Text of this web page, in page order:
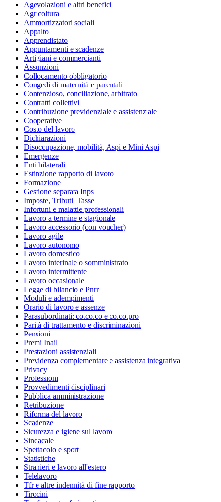
Agevolazioni e altri benefici
Agricoltura
Ammortizzatori sociali
Appalto
Apprendistato
Appuntamenti e scadenze
Artigiani e commercianti
Assunzioni
Collocamento obbligatorio
Congedi di maternità e parentali
Contenzioso, conciliazione, arbitrato
Contratti collettivi
Contribuzione previdenziale e assistenziale
Cooperative
Costo del lavoro
Dichiarazioni
Disoccupazione, mobilità, Aspi e Mini Aspi
Emergenze
Enti bilaterali
Estinzione rapporto di lavoro
Formazione
Gestione separata Inps
Imposte, Tributi, Tasse
Infortuni e malattie professionali
Lavoro a termine e stagionale
Lavoro accessorio (con voucher)
Lavoro agile
Lavoro autonomo
Lavoro domestico
Lavoro interinale o somministrato
Lavoro intermittente
Lavoro occasionale
Legge di bilancio e Pnrr
Moduli e adempimenti
Orario di lavoro e assenze
Parasubordinati: co.co.co e co.co.pro
Parità di trattamento e discriminazioni
Pensioni
Premi Inail
Prestazioni assistenziali
Previdenza complementare e assistenza integrativa
Privacy
Professioni
Provvedimenti disciplinari
Pubblica amministrazione
Retribuzione
Riforma del lavoro
Scadenze
Sicurezza e igiene sul lavoro
Sindacale
Spettacolo e sport
Statistiche
Stranieri e lavoro all'estero
Telelavoro
Tfr e altre indennità di fine rapporto
Tirocini